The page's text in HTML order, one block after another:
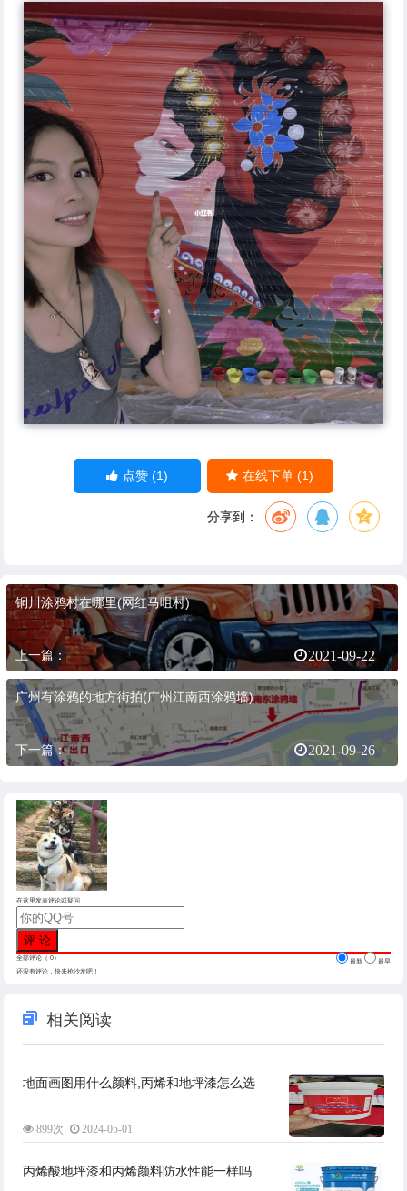
点赞(1) 在线下单 (1)
分享到：
铜川涂鸦村在哪里(网红马咀村)
上一篇： 2021-09-22
广州有涂鸦的地方街拍(广州江南西涂鸦墙)
下一篇： 2021-09-26
在这里发表评论或疑问
全部评论（ 0） 最新
最早
还没有评论，快来抢沙发吧！
相关阅读
地面画图用什么颜料,丙烯和地坪漆怎么选
899次 2024-05-01
丙烯酸地坪漆和丙烯颜料防水性能一样吗